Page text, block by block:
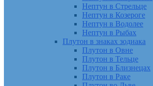
Нептун в Стрельце
Нептун в Козероге
Нептун в Водолее
Нептун в Рыбах
Плутон в знаках зодиака
Плутон в Овне
Плутон в Тельце
Плутон в Близнецах
Плутон в Раке